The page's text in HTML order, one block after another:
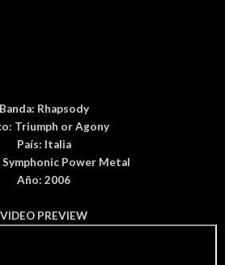
Banda: Rhapsody
Triumph or Agony
País: Italia
Symphonic Power Metal
Año: 2006
VIDEO PREVIEW